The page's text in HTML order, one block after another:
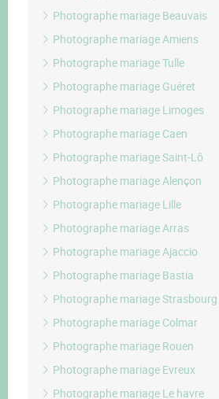
Photographe mariage Beauvais
Photographe mariage Amiens
Photographe mariage Tulle
Photographe mariage Guéret
Photographe mariage Limoges
Photographe mariage Caen
Photographe mariage Saint-Lô
Photographe mariage Alençon
Photographe mariage Lille
Photographe mariage Arras
Photographe mariage Ajaccio
Photographe mariage Bastia
Photographe mariage Strasbourg
Photographe mariage Colmar
Photographe mariage Rouen
Photographe mariage Evreux
Photographe mariage Le havre